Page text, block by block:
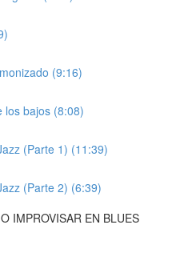
(9:16)
los bajos (8:08)
(Parte 1) (11:39)
(Parte 2) (6:39)
IMPROVISAR EN BLUES